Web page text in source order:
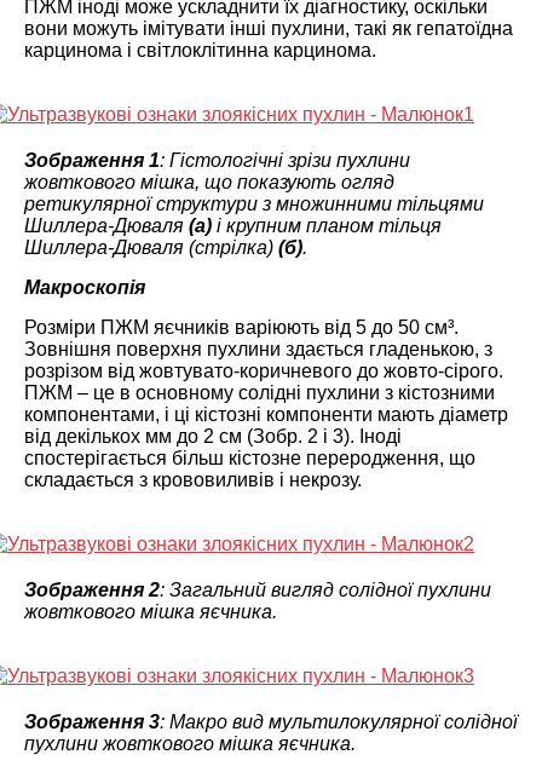
ПЖМ іноді може ускладнити їх діагностику, оскільки
вони можуть імітувати інші пухлини, такі як гепатоїдна
карцинома і світлоклітинна карцинома.
Зображення 1: Гістологічні зрізи пухлини
жовткового мішка, що показують огляд
ретикулярної структури з множинними тільцями
Шиллера-Дюваля (а) і крупним планом тільця
Шиллера-Дюваля (стрілка) (б).
Макроскопія
Розміри ПЖМ яєчників варіюють від 5 до 50 см³.
Зовнішня поверхня пухлини здається гладенькою, з
розрізом від жовтувато-коричневого до жовто-сірого.
ПЖМ – це в основному солідні пухлини з кістозними
компонентами, і ці кістозні компоненти мають діаметр
від декількох мм до 2 см (Зобр. 2 і 3). Іноді
спостерігається більш кістозне переродження, що
складається з крововиливів і некрозу.
Зображення 2: Загальний вигляд солідної пухлини
жовткового мішка яєчника.
Зображення 3: Макро вид мультилокулярної солідної
пухлини жовткового мішка яєчника.